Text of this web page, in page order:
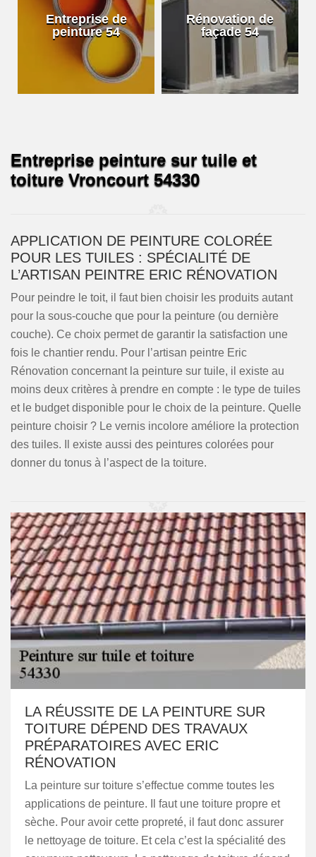
Entreprise de
peinture 54
Rénovation de
façade 54
Entreprise peinture sur tuile et
toiture Vroncourt 54330
APPLICATION DE PEINTURE COLORÉE
POUR LES TUILES : SPÉCIALITÉ DE
L’ARTISAN PEINTRE ERIC RÉNOVATION
Pour peindre le toit, il faut bien choisir les produits autant
pour la sous-couche que pour la peinture (ou dernière
couche). Ce choix permet de garantir la satisfaction une
fois le chantier rendu. Pour l’artisan peintre Eric
Rénovation concernant la peinture sur tuile, il existe au
moins deux critères à prendre en compte : le type de tuiles
et le budget disponible pour le choix de la peinture. Quelle
peinture choisir ? Le vernis incolore améliore la protection
des tuiles. Il existe aussi des peintures colorées pour
donner du tonus à l’aspect de la toiture.
LA RÉUSSITE DE LA PEINTURE SUR
TOITURE DÉPEND DES TRAVAUX
PRÉPARATOIRES AVEC ERIC
RÉNOVATION
La peinture sur toiture s’effectue comme toutes les
applications de peinture. Il faut une toiture propre et
sèche. Pour avoir cette propreté, il faut donc assurer
le nettoyage de toiture. Et cela c’est la spécialité des